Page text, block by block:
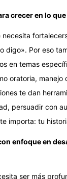
crecer en lo
digo». Por eso
en temas
oratoria, manejo
te dan
persuadir con
importa: tu
enfoque en
ser más